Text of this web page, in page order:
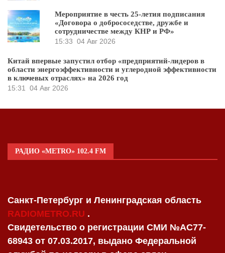
Мероприятие в честь 25-летия подписания
«Договора о добрососедстве, дружбе и
сотрудничестве между КНР и РФ»
15:33 04 Авг 2026
Китай впервые запустил отбор «предприятий-лидеров в
области энергоэффективности и углеродной эффективности
в ключевых отраслях» на 2026 год
15:31
04 Авг 2026
РАДИО «METRO» 102.4 FM
Санкт-Петербург и Ленинградская область
RADIOMETRO.RU .
Свидетельство о регистрации СМИ №AC77-
68943 от 07.03.2017, выдано Федеральной